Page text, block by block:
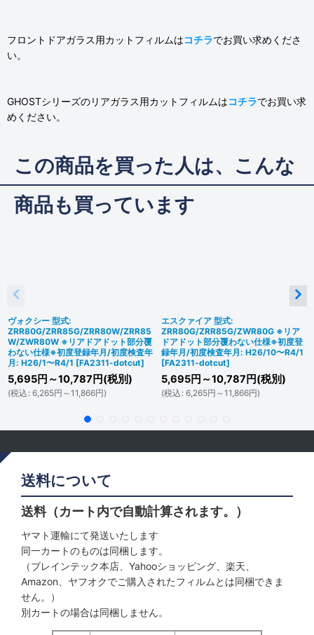
フロントドアガラス用カットフィルムはコチラでお買い求めくださ
い。
GHOSTシリーズのリアガラス用カットフィルムはコチラでお買い求
めください。
この商品を買った人は、こんな
商品も買っています
ヴォクシー 型式:
ZRR80G/ZRR85G/ZRR80W/ZRR85
W/ZWR80W ※リアドアドット部分覆
わない仕様※初度登録年月/初度検査年
月: H26/1〜R4/1 [FA2311-dotcut]
5,695円 ～10,787 円(税別)
(税込 : 6,265円 ～11,866円)
エスクァイア 型式:
ZRR80G/ZRR85G/ZWR80G ※リア
ドアドット部分覆わない仕様※初度登
録年月/初度検査年月: H26/10〜R4/1
[FA2311-dotcut]
5,695円 ～10,787 円(税別)
(税込 : 6,265円 ～11,866円)
送料について
送料（カート内で自動計算されます。）
ヤマト運輸にて発送いたします
同一カートのものは同梱します。
（ブレインテック本店、Yahooショッピング、楽天、
Amazon、ヤフオクでご購入されたフィルムとは同梱できま
せん。）
別カートの場合は同梱しません。